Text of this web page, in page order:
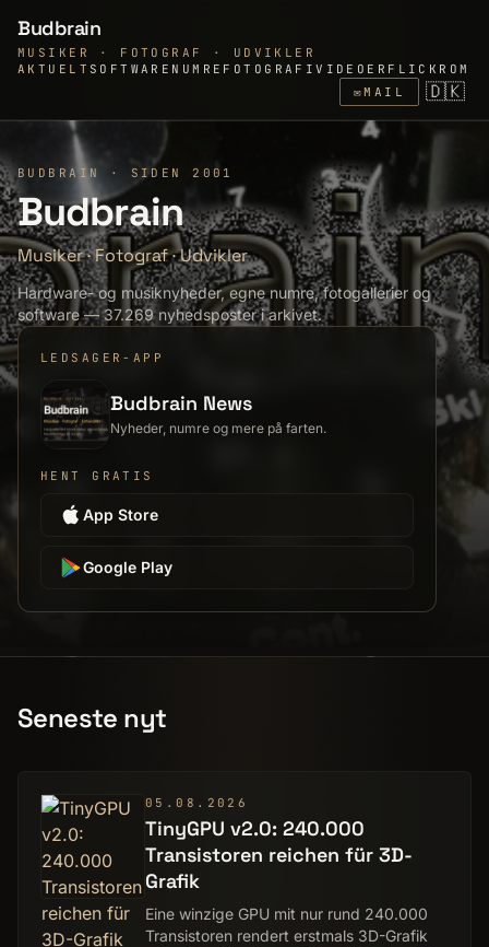
Budbrain
MUSIKER · FOTOGRAF · UDVIKLER
AKTUELT SOFTWARE NUMRE FOTOGRAFIVIDEOER FLICKR OM
✉MAIL 🇩🇰
BUDBRAIN · SIDEN 2001
Budbrain
Musiker·Fotograf·Udvikler
Hardware- og musiknyheder, egne numre, fotogallerier og
software — 37.269 nyhedsposter i arkivet.
LEDSAGER-APP
Budbrain News
Nyheder, numre og mere på farten.
HENT GRATIS
App Store
Google Play
Seneste nyt
05.08.2026
TinyGPU v2.0: 240.000
Transistoren reichen für 3D-
Grafik
Eine winzige GPU mit nur rund 240.000
Transistoren rendert erstmals 3D-Grafik